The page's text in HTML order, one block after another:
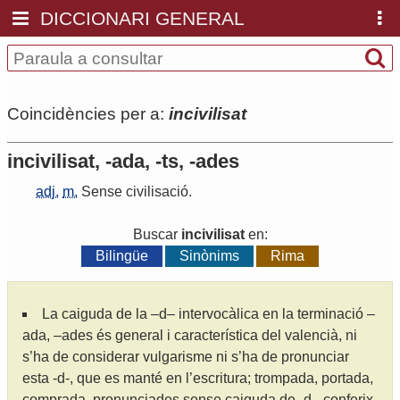
DICCIONARI GENERAL
Coincidències per a: incivilisat
incivilisat, -ada, -ts, -ades
adj. m. Sense civilisació.
Buscar incivilisaten:
Bilingüe
Sinònims Rima
La caiguda de la –d– intervocàlica en la terminació –
ada, –ades és general i característica del valencià, ni
s’ha de considerar vulgarisme ni s’ha de pronunciar
esta -d-, que es manté en l’escritura; trompada, portada,